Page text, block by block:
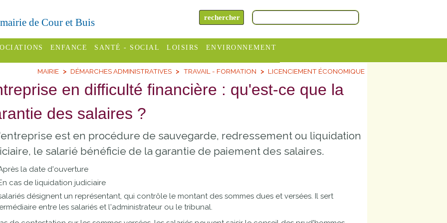
de Cour et Buis
des
Varèze
des
ENFANCE
Assistantes
maternelles
Relais
maternelle
enfance
Etablissements
SANTÉ - SOCIAL
Centres
sociaux
ADMR
CCAS
Conseil
Le SSIAD
des Trois
LOISIRS
Campings
tourisme
Sélection
d'activité
ENVIRONNEMENT
Horaires
Déchèteries
SITCOM
MAIRIE DÉMARCHES ADMINISTRATIVES TRAVAIL - FORMATION LICENCIEMENT ÉCONOMIQUE
en difficulté financière : qu'est-ce que la
des salaires ?
est en procédure de sauvegarde, redressement ou liquidation
le salarié bénéficie de la garantie de paiement des salaires.
la date d'ouverture
cas de liquidation judiciaire
désignent un représentant, qui contrôle le montant des sommes dues et versées. Il sert
entre les salariés et l'administrateur ou le tribunal.